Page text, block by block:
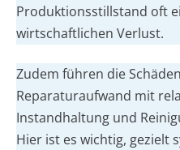
Produktionsstillstand oft
wirtschaftlichen Verlust.
Zudem führen die
Reparaturaufwand mit
Instandhaltung und
Hier ist es wichtig, gezielt